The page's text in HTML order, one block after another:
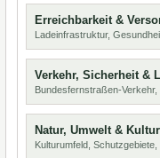
Erreichbarkeit &
Ladeinfrastruktur,
Verkehr, Sicherheit &
Bundesfernstraßen-
Natur, Umwelt & Kultur
Kulturumfeld,